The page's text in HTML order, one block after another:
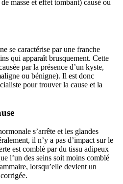
masse et effet tombant) causé ou
se caractérise par une franche
qui apparaît brusquement. Cette
par la présence d’un kyste,
ou bénigne). Il est donc
pour trouver la cause et la
s’arrête et les glandes
il n’y a pas d’impact sur le
est comblé par du tissu adipeux
l’un des seins soit moins comblé
lorsqu’elle devient un